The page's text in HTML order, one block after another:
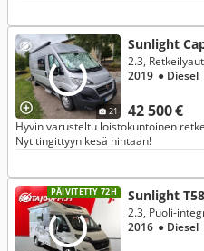
21
Sunlight
42 500 €
2.3,
2019 ● Diesel
Hyvin varusteltu loistokuntoinen
Nyt tingittyyn kesä hintaan!
PÄIVITETTY 72H Sunlight
2.3, Puoli-
2016 ● Diesel